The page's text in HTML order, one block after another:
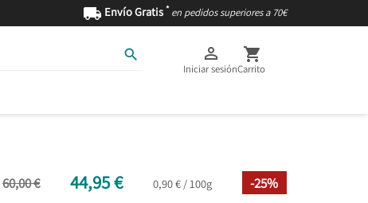
 Envío Gratis * en pedidos superiores a 70€
 
Iniciar sesión

Carrito
60,00 € 44,95 € 0,90 € / 100g -25%